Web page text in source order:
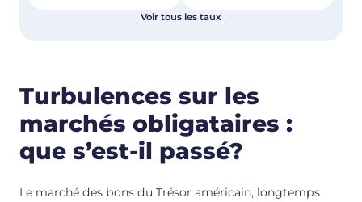
Voir tous les taux
Turbulences sur les
marchés obligataires :
que s’est-il passé?
Le marché des bons du Trésor américain, longtemps